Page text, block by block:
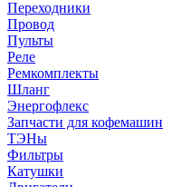
Переходники
Провод
Пульты
Реле
Ремкомплекты
Шланг
Энергофлекс
Запчасти для кофемашин
ТЭНы
Фильтры
Катушки